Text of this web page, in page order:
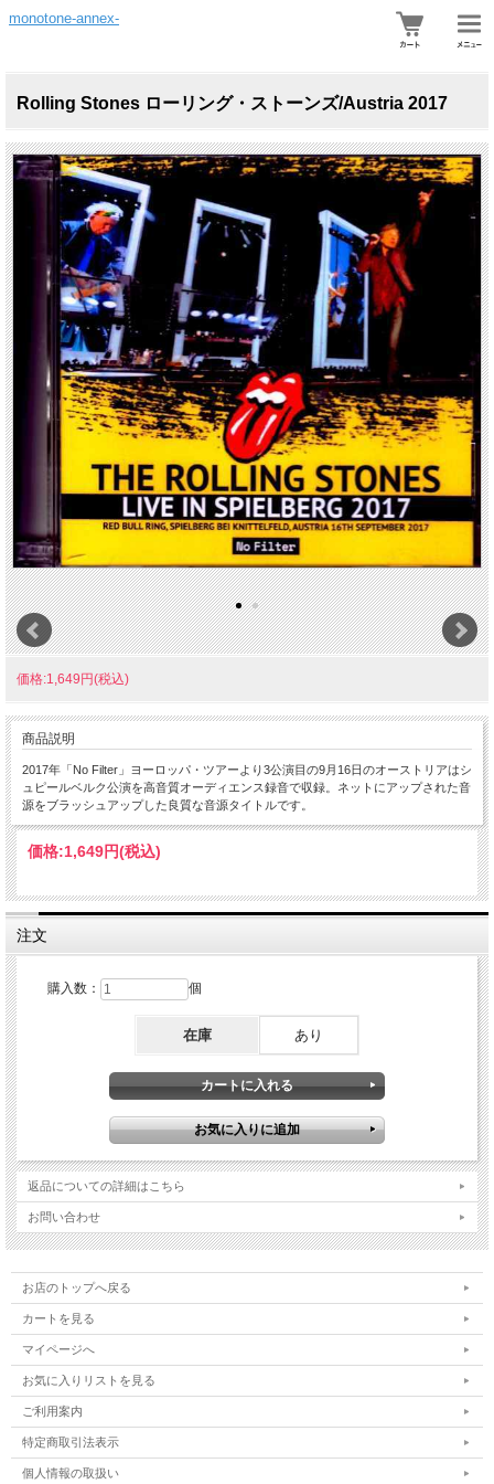
monotone-annex-
Rolling Stones ローリング・ストーンズ/Austria 2017
価格:1,649円(税込)
商品説明
2017年「No Filter」ヨーロッパ・ツアーより3公演目の9月16日のオーストリアはシ
ュピールベルク公演を高音質オーディエンス録音で収録。ネットにアップされた音
源をブラッシュアップした良質な音源タイトルです。
価格:1,649円(税込)
注文
購入数： 個
在庫 あり
返品についての詳細はこちら
お問い合わせ
お店のトップへ戻る
カートを見る
マイページへ
お気に入りリストを見る
ご利用案内
特定商取引法表示
個人情報の取扱い